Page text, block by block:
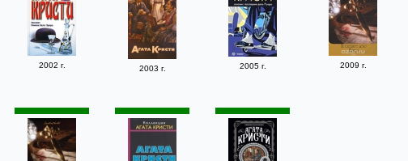
2002 г. 2003 г. 2005 г. 2009 г.